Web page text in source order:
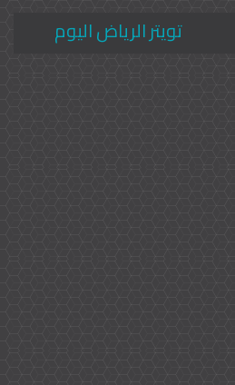
تويتر الرياض اليوم